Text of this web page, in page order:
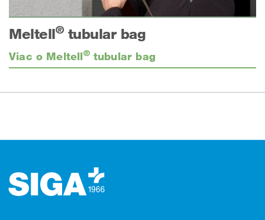
Meltell®tubular bag
Viac o Meltell®tubular bag